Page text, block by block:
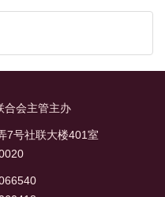
合会主管主办
7号社联大楼401室